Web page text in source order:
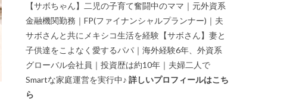
【サボちゃん】二児の子育て奮闘中のママ｜元外資系
金融機関勤務｜FP(ファイナンシャルプランナー)｜夫
サボさんと共にメキシコ生活を経験【サボさん】妻と
子供達をこよなく愛するパパ｜海外経験6年、外資系
グローバル会社員｜投資歴は約10年｜夫婦二人で
Smartな家庭運営を実行中♪ 詳しいプロフィールはこち
ら